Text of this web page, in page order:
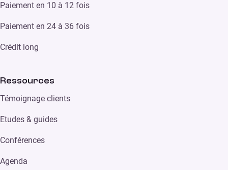
Paiement en 10 à 12 fois
Paiement en 24 à 36 fois
Crédit long
Ressources
Témoignage clients
Etudes & guides
Conférences
Agenda